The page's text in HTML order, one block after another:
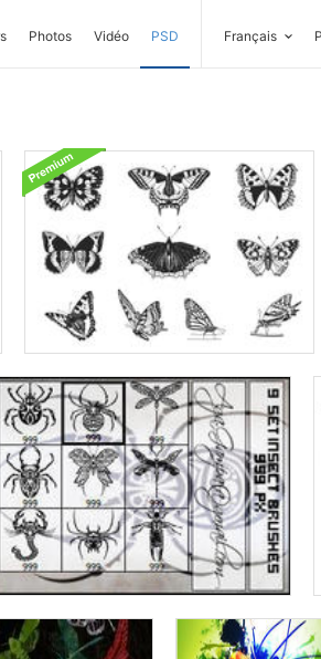
Photos Vidéo PSD Français